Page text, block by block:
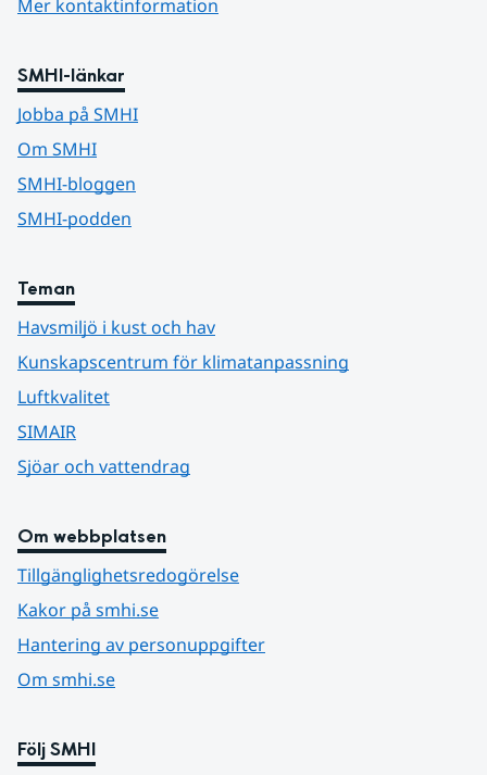
Mer kontaktinformation
SMHI-länkar
Jobba på SMHI
Om SMHI
SMHI-bloggen
SMHI-podden
Teman
Havsmiljö i kust och hav
Kunskapscentrum för klimatanpassning
Luftkvalitet
SIMAIR
Sjöar och vattendrag
Om webbplatsen
Tillgänglighetsredogörelse
Kakor på smhi.se
Hantering av personuppgifter
Om smhi.se
Följ SMHI